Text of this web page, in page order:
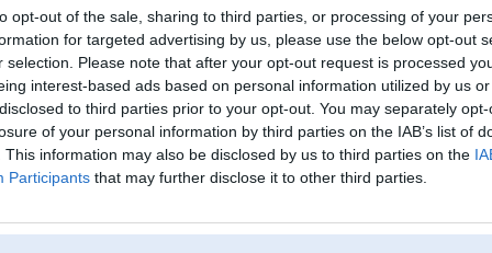
opt-out of the sale, sharing to third parties, or processing of your
for targeted advertising by us, please use the below opt-out
selection. Please note that after your opt-out request is processed
interest-based ads based on personal information utilized by us
to third parties prior to your opt-out. You may separately
of your personal information by third parties on the IAB’s list of
This information may also be disclosed by us to third parties on the
Participants that may further disclose it to other third parties.
Lietotāja nekonerubii profils
Pēdējo reizi manīts: 28. Dec 2017, 20:50
Lietotājvārds:
nekonerubii
Pilsēta:
Tukums
Braucu ar:
Nodarbošanās:
mehanik
[Pēdējie ziņojumi forumā]